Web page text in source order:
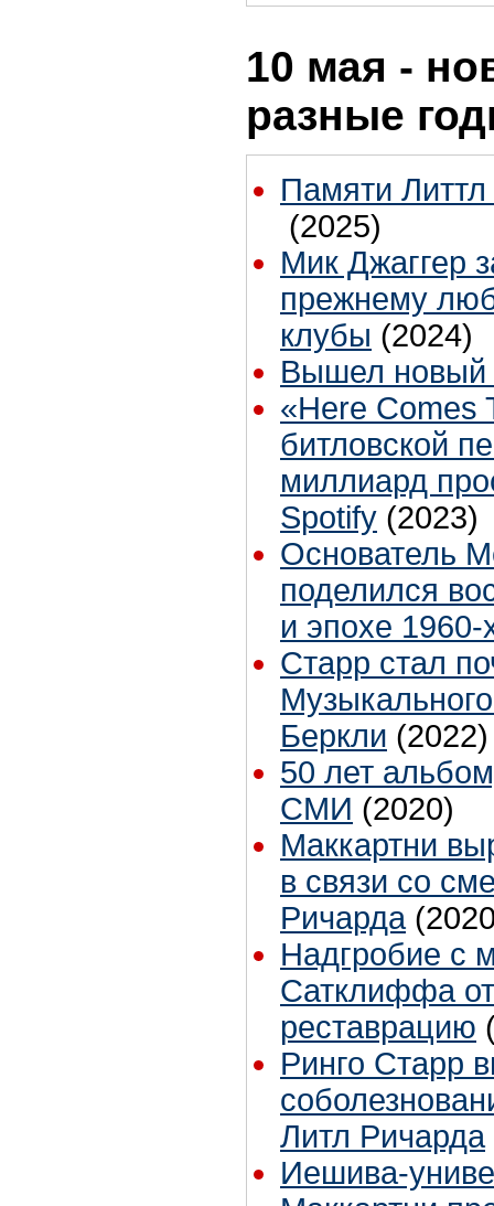
10 мая -
разные
Памяти
(2025)
Мик Джаггер
прежнему
клубы (2024)
Вышел новый
«Here Comes
битловской
миллиард
Spotify (2023)
Основатель
поделился
и эпохе 1960-
Старр стал
Беркли (2022)
50 лет
СМИ (2020)
Маккартни
в связи со
Ричарда
Надгробие с
Сатклиффа
реставрацию
Ринго Старр
Литл Ричарда
Иешива-